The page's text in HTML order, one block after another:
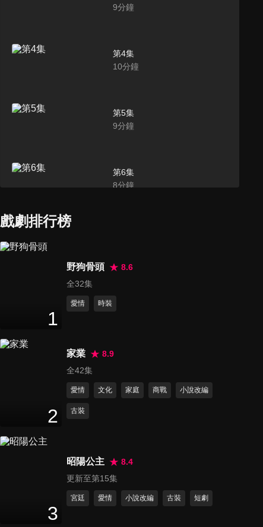
9分鐘
第4集
10分鐘
第5集
9分鐘
第6集
8分鐘
第9集
第11集
11
戲劇排行榜
1
野狗骨頭
8.6
全32集
愛情 時裝
2
家業
8.9
全42集
愛情 文化 家庭 商戰 小說改編
古裝
3
昭陽公主
8.4
更新至第15集
宮廷 愛情 小說改編 古裝 短劇